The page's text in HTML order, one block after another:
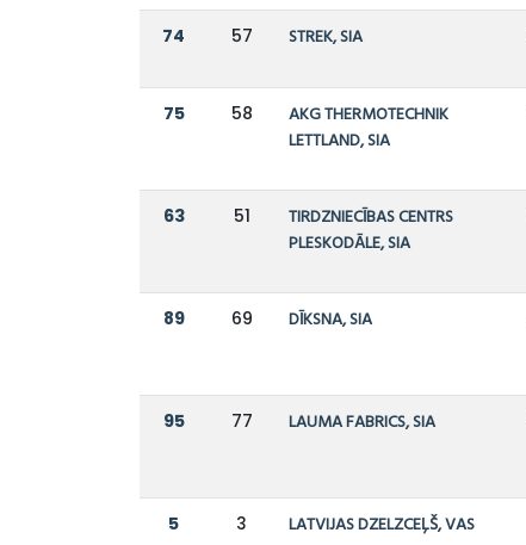
74 57 STREK, SIA
75 58
AKG THERMOTECHNIK
LETTLAND, SIA
63 51
TIRDZNIECĪBAS CENTRS
PLESKODĀLE, SIA
89 69 DĪKSNA, SIA
95 77 LAUMA FABRICS, SIA
5 3 LATVIJAS DZELZCEĻŠ, VAS